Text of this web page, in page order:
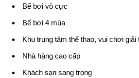
Bể bơi vô cực
Bể bơi 4 mùa
Khu trung tâm thể thao, vui chơi
Nhà hàng cao cấp
Khách sạn sang trọng